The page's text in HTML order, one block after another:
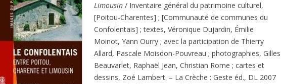
Limousin / Inventaire général du patrimoine culturel,
[Poitou-Charentes] ; [Communauté de communes du
Confolentais] ; textes, Véronique Dujardin, Émilie
Moinot, Yann Ourry ; avec la participation de Thierry
Allard, Pascale Moisdon-Pouvreau ; photographies, Gilles
Beauvarlet, Raphaël Jean, Christian Rome ; cartes et
dessins, Zoé Lambert. – La Crèche : Geste éd., DL 2007